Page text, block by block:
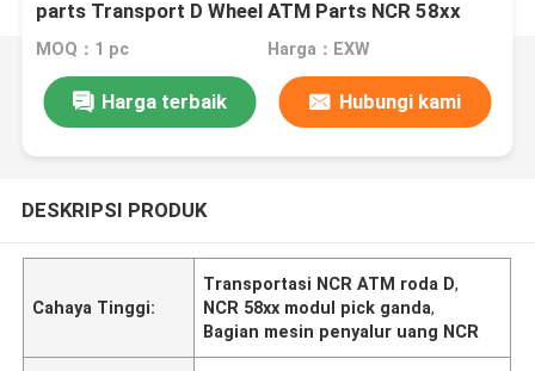
parts Transport D Wheel ATM Parts NCR 58xx
Dual Pick Module Half Round D Wheel
MOQ：1 pc Harga：EXW
Harga terbaik Hubungi kami
DESKRIPSI PRODUK
Cahaya Tinggi:
Transportasi NCR ATM roda D,
NCR 58xx modul pick ganda,
Bagian mesin penyalur uang NCR